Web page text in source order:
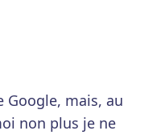
Google, mais, au
non plus je ne